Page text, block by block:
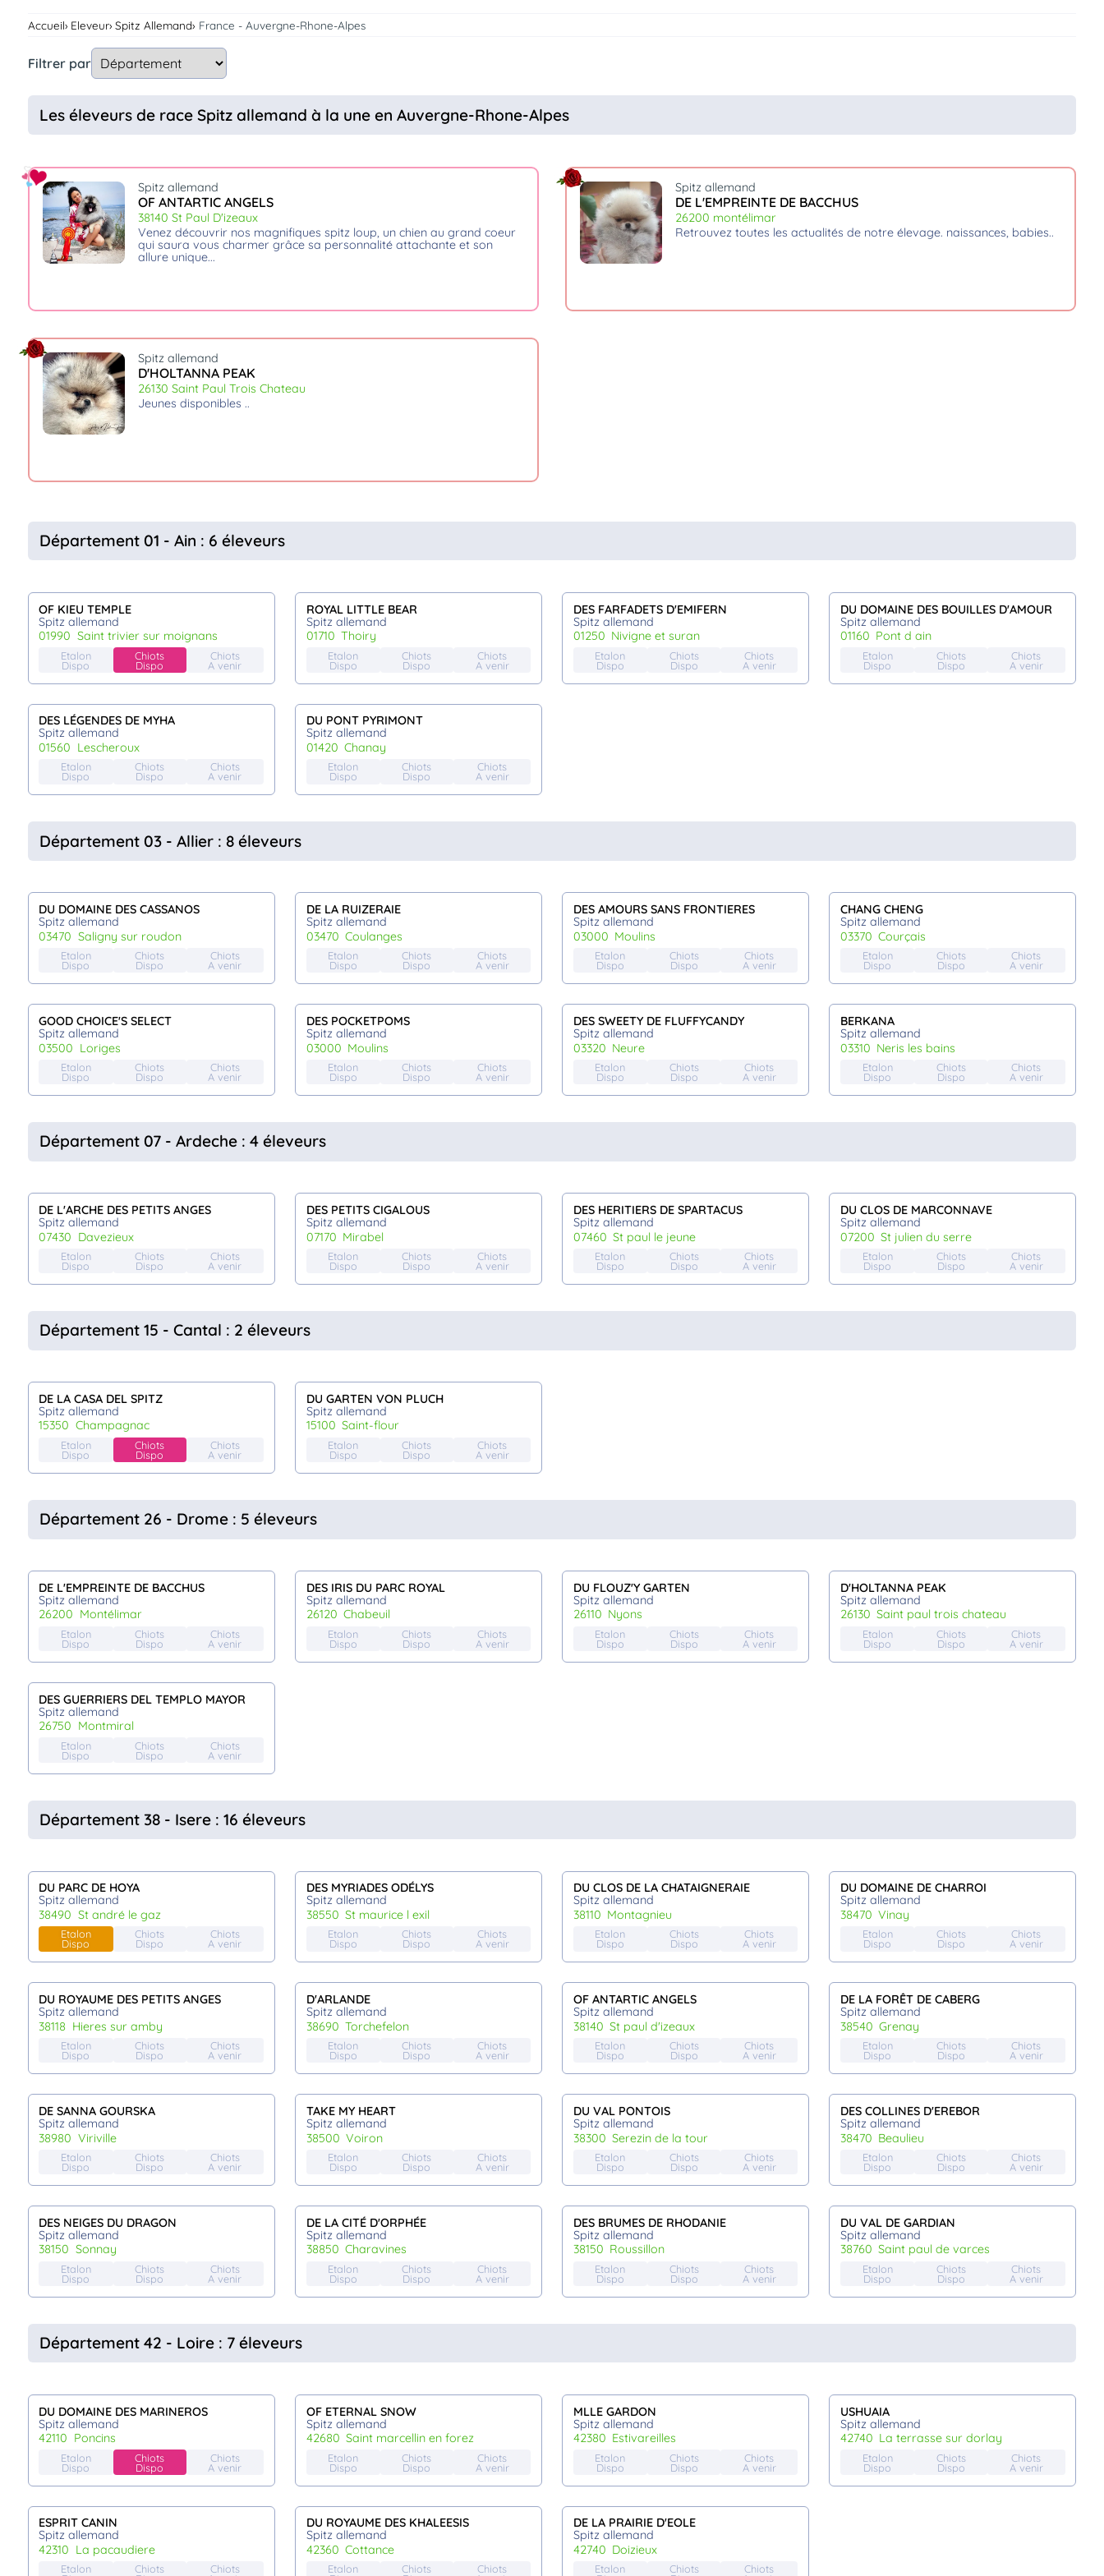
Connexion
Accueil Eleveur Spitz Allemand France - Auvergne-Rhone-Alpes
Filtrer par
Les éleveurs de race Spitz allemand à la une en Auvergne-Rhone-Alpes
Spitz allemand
OF ANTARTIC ANGELS
38140 St Paul D'izeaux
venez découvrir nos magnifiques spitz loup, un chien au grand coeur
qui saura vous charmer grâce sa personnalité attachante et son
allure unique.
Spitz allemand
DE L'EMPREINTE DE BACCHUS
26200 montélimar
retrouvez toutes les actualités de notre élevage. naissances, babies
Spitz allemand
D'HOLTANNA PEAK
26130 Saint Paul Trois Chateau
jeunes disponibles
Département 01 - Ain : 6 éleveurs
OF KIEU TEMPLE
Spitz allemand
01990
saint trivier sur moignans
Etalon
Dispo
Chiots
Dispo
Chiots
A venir
ROYAL LITTLE BEAR
Spitz allemand
01710
thoiry
Etalon
Dispo
Chiots
Dispo
Chiots
A venir
DES FARFADETS D'EMIFERN
Spitz allemand
01250
nivigne et suran
Etalon
Dispo
Chiots
Dispo
Chiots
A venir
DU DOMAINE DES BOUILLES D'AMOUR
Spitz allemand
01160
pont d ain
Etalon
Dispo
Chiots
Dispo
Chiots
A venir
DES LÉGENDES DE MYHA
Spitz allemand
01560
lescheroux
Etalon
Dispo
Chiots
Dispo
Chiots
A venir
DU PONT PYRIMONT
Spitz allemand
01420
chanay
Etalon
Dispo
Chiots
Dispo
Chiots
A venir
Département 03 - Allier : 8 éleveurs
DU DOMAINE DES CASSANOS
Spitz allemand
03470
saligny sur roudon
Etalon
Dispo
Chiots
Dispo
Chiots
A venir
DE LA RUIZERAIE
Spitz allemand
03470
coulanges
Etalon
Dispo
Chiots
Dispo
Chiots
A venir
DES AMOURS SANS FRONTIERES
Spitz allemand
03000
moulins
Etalon
Dispo
Chiots
Dispo
Chiots
A venir
CHANG CHENG
Spitz allemand
03370
courçais
Etalon
Dispo
Chiots
Dispo
Chiots
A venir
GOOD CHOICE'S SELECT
Spitz allemand
03500
loriges
Etalon
Dispo
Chiots
Dispo
Chiots
A venir
DES POCKETPOMS
Spitz allemand
03000
moulins
Etalon
Dispo
Chiots
Dispo
Chiots
A venir
DES SWEETY DE FLUFFYCANDY
Spitz allemand
03320
neure
Etalon
Dispo
Chiots
Dispo
Chiots
A venir
BERKANA
Spitz allemand
03310
neris les bains
Etalon
Dispo
Chiots
Dispo
Chiots
A venir
Département 07 - Ardeche : 4 éleveurs
DE L'ARCHE DES PETITS ANGES
Spitz allemand
07430
davezieux
Etalon
Dispo
Chiots
Dispo
Chiots
A venir
DES PETITS CIGALOUS
Spitz allemand
07170
mirabel
Etalon
Dispo
Chiots
Dispo
Chiots
A venir
DES HERITIERS DE SPARTACUS
Spitz allemand
07460
st paul le jeune
Etalon
Dispo
Chiots
Dispo
Chiots
A venir
DU CLOS DE MARCONNAVE
Spitz allemand
07200
st julien du serre
Etalon
Dispo
Chiots
Dispo
Chiots
A venir
Département 15 - Cantal : 2 éleveurs
DE LA CASA DEL SPITZ
Spitz allemand
15350
champagnac
Etalon
Dispo
Chiots
Dispo
Chiots
A venir
DU GARTEN VON PLUCH
Spitz allemand
15100
saint-flour
Etalon
Dispo
Chiots
Dispo
Chiots
A venir
Département 26 - Drome : 5 éleveurs
DE L'EMPREINTE DE BACCHUS
Spitz allemand
26200
montélimar
Etalon
Dispo
Chiots
Dispo
Chiots
A venir
DES IRIS DU PARC ROYAL
Spitz allemand
26120
chabeuil
Etalon
Dispo
Chiots
Dispo
Chiots
A venir
DU FLOUZ'Y GARTEN
Spitz allemand
26110
nyons
Etalon
Dispo
Chiots
Dispo
Chiots
A venir
D'HOLTANNA PEAK
Spitz allemand
26130
saint paul trois chateau
Etalon
Dispo
Chiots
Dispo
Chiots
A venir
DES GUERRIERS DEL TEMPLO MAYOR
Spitz allemand
26750
montmiral
Etalon
Dispo
Chiots
Dispo
Chiots
A venir
Département 38 - Isere : 16 éleveurs
DU PARC DE HOYA
Spitz allemand
38490
st andré le gaz
Etalon
Dispo
Chiots
Dispo
Chiots
A venir
DES MYRIADES ODÉLYS
Spitz allemand
38550
st maurice l exil
Etalon
Dispo
Chiots
Dispo
Chiots
A venir
DU CLOS DE LA CHATAIGNERAIE
Spitz allemand
38110
montagnieu
Etalon
Dispo
Chiots
Dispo
Chiots
A venir
DU DOMAINE DE CHARROI
Spitz allemand
38470
vinay
Etalon
Dispo
Chiots
Dispo
Chiots
A venir
DU ROYAUME DES PETITS ANGES
Spitz allemand
38118
hieres sur amby
Etalon
Dispo
Chiots
Dispo
Chiots
A venir
D'ARLANDE
Spitz allemand
38690
torchefelon
Etalon
Dispo
Chiots
Dispo
Chiots
A venir
OF ANTARTIC ANGELS
Spitz allemand
38140
st paul d'izeaux
Etalon
Dispo
Chiots
Dispo
Chiots
A venir
DE LA FORÊT DE CABERG
Spitz allemand
38540
grenay
Etalon
Dispo
Chiots
Dispo
Chiots
A venir
DE SANNA GOURSKA
Spitz allemand
38980
viriville
Etalon
Dispo
Chiots
Dispo
Chiots
A venir
TAKE MY HEART
Spitz allemand
38500
voiron
Etalon
Dispo
Chiots
Dispo
Chiots
A venir
DU VAL PONTOIS
Spitz allemand
38300
serezin de la tour
Etalon
Dispo
Chiots
Dispo
Chiots
A venir
DES COLLINES D'EREBOR
Spitz allemand
38470
beaulieu
Etalon
Dispo
Chiots
Dispo
Chiots
A venir
DES NEIGES DU DRAGON
Spitz allemand
38150
sonnay
Etalon
Dispo
Chiots
Dispo
Chiots
A venir
DE LA CITÉ D'ORPHÉE
Spitz allemand
38850
charavines
Etalon
Dispo
Chiots
Dispo
Chiots
A venir
DES BRUMES DE RHODANIE
Spitz allemand
38150
roussillon
Etalon
Dispo
Chiots
Dispo
Chiots
A venir
DU VAL DE GARDIAN
Spitz allemand
38760
saint paul de varces
Etalon
Dispo
Chiots
Dispo
Chiots
A venir
Département 42 - Loire : 7 éleveurs
DU DOMAINE DES MARINEROS
Spitz allemand
42110
poncins
Etalon
Dispo
Chiots
Dispo
Chiots
A venir
OF ETERNAL SNOW
Spitz allemand
42680
saint marcellin en forez
Etalon
Dispo
Chiots
Dispo
Chiots
A venir
MLLE GARDON
Spitz allemand
42380
estivareilles
Etalon
Dispo
Chiots
Dispo
Chiots
A venir
USHUAIA
Spitz allemand
42740
la terrasse sur dorlay
Etalon
Dispo
Chiots
Dispo
Chiots
A venir
ESPRIT CANIN
Spitz allemand
42310
la pacaudiere
Etalon Chiots Chiots
DU ROYAUME DES KHALEESIS
Spitz allemand
42360
cottance
Etalon Chiots Chiots
DE LA PRAIRIE D'EOLE
Spitz allemand
42740
doizieux
Etalon Chiots Chiots